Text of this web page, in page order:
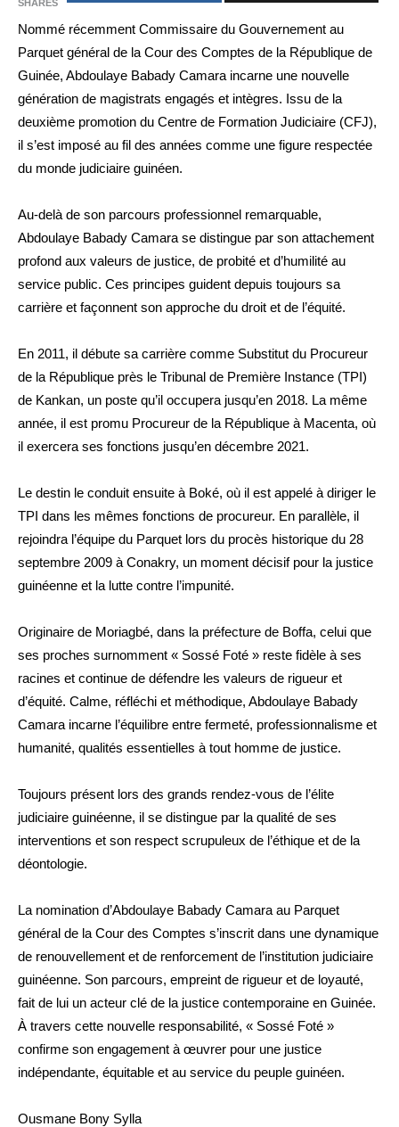
SHARES
Nommé récemment Commissaire du Gouvernement au
Parquet général de la Cour des Comptes de la République de
Guinée, Abdoulaye Babady Camara incarne une nouvelle
génération de magistrats engagés et intègres. Issu de la
deuxième promotion du Centre de Formation Judiciaire (CFJ),
il s’est imposé au fil des années comme une figure respectée
du monde judiciaire guinéen.
Au-delà de son parcours professionnel remarquable,
Abdoulaye Babady Camara se distingue par son attachement
profond aux valeurs de justice, de probité et d’humilité au
service public. Ces principes guident depuis toujours sa
carrière et façonnent son approche du droit et de l’équité.
En 2011, il débute sa carrière comme Substitut du Procureur
de la République près le Tribunal de Première Instance (TPI)
de Kankan, un poste qu’il occupera jusqu’en 2018. La même
année, il est promu Procureur de la République à Macenta, où
il exercera ses fonctions jusqu’en décembre 2021.
Le destin le conduit ensuite à Boké, où il est appelé à diriger le
TPI dans les mêmes fonctions de procureur. En parallèle, il
rejoindra l’équipe du Parquet lors du procès historique du 28
septembre 2009 à Conakry, un moment décisif pour la justice
guinéenne et la lutte contre l’impunité.
Originaire de Moriagbé, dans la préfecture de Boffa, celui que
ses proches surnomment « Sossé Foté » reste fidèle à ses
racines et continue de défendre les valeurs de rigueur et
d’équité. Calme, réfléchi et méthodique, Abdoulaye Babady
Camara incarne l’équilibre entre fermeté, professionnalisme et
humanité, qualités essentielles à tout homme de justice.
Toujours présent lors des grands rendez-vous de l’élite
judiciaire guinéenne, il se distingue par la qualité de ses
interventions et son respect scrupuleux de l’éthique et de la
déontologie.
La nomination d’Abdoulaye Babady Camara au Parquet
général de la Cour des Comptes s’inscrit dans une dynamique
de renouvellement et de renforcement de l’institution judiciaire
guinéenne. Son parcours, empreint de rigueur et de loyauté,
fait de lui un acteur clé de la justice contemporaine en Guinée.
À travers cette nouvelle responsabilité, « Sossé Foté »
confirme son engagement à œuvrer pour une justice
indépendante, équitable et au service du peuple guinéen.
Ousmane Bony Sylla